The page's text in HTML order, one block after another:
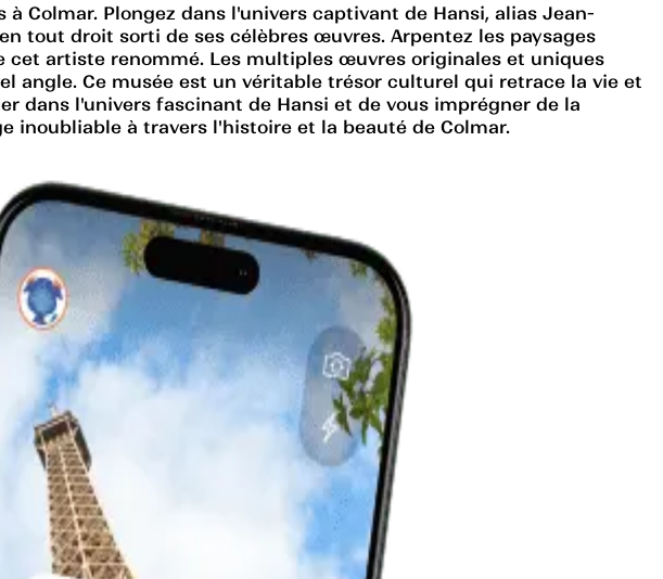
Colmar. Plongez dans l'univers captivant de Hansi, alias Jean-
tout droit sorti de ses célèbres œuvres. Arpentez les paysages
cet artiste renommé. Les multiples œuvres originales et uniques
angle. Ce musée est un véritable trésor culturel qui retrace la vie et
dans l'univers fascinant de Hansi et de vous imprégner de la
inoubliable à travers l'histoire et la beauté de Colmar.